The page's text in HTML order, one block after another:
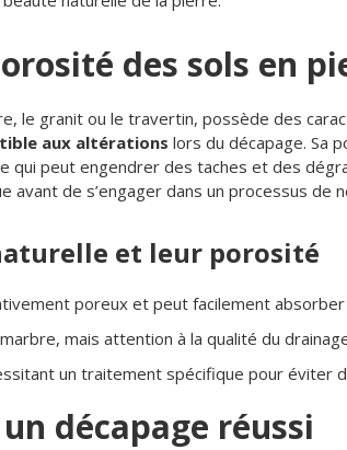
des sols en
le granit ou le travertin, possède des
aux altérations lors du décapage. Sa
qui peut engendrer des taches et des
de s’engager dans un processus de
et leur porosité
poreux et peut facilement
mais attention à la qualité du
un traitement spécifique pour éviter
décapage réussi